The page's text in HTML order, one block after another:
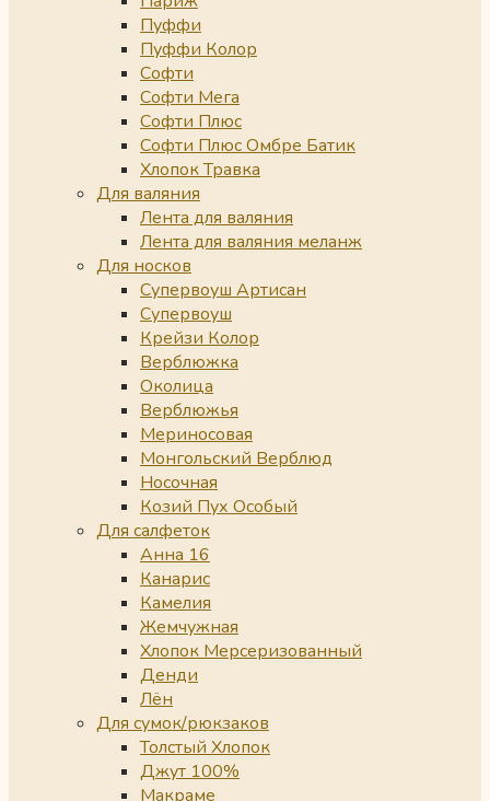
Пуффи
Пуффи Колор
Софти
Софти Мега
Софти Плюс
Софти Плюс Омбре Батик
Хлопок Травка
Для валяния
Лента для валяния
Лента для валяния меланж
Для носков
Супервоуш Артисан
Супервоуш
Крейзи Колор
Верблюжка
Околица
Верблюжья
Мериносовая
Монгольский Верблюд
Носочная
Козий Пух Особый
Для салфеток
Анна 16
Канарис
Камелия
Жемчужная
Хлопок Мерсеризованный
Денди
Лён
Для сумок/рюкзаков
Толстый Хлопок
Джут 100%
Макраме